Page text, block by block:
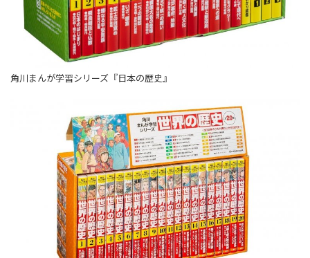
角川まんが学習シリーズ『日本の歴史』